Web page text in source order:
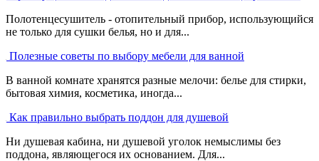
Полотенцесушитель - отопительный прибор, использующийся
не только для сушки белья, но и для...
Полезные советы по выбору мебели для ванной
В ванной комнате хранятся разные мелочи: белье для стирки,
бытовая химия, косметика, иногда...
Как правильно выбрать поддон для душевой
Ни душевая кабина, ни душевой уголок немыслимы без
поддона, являющегося их основанием. Для...